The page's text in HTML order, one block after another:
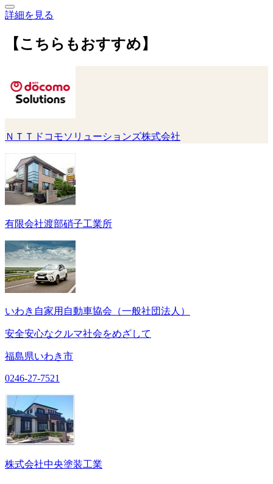
詳細を見る
【こちらもおすすめ】
ＮＴＴドコモソリューションズ株式会社
有限会社渡部硝子工業所
いわき自家用自動車協会（一般社団法人）
安全安心なクルマ社会をめざして
福島県いわき市
0246-27-7521
株式会社中央塗装工業